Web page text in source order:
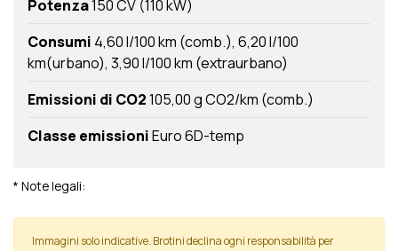
Potenza150 CV (110 kW)
Consumi 4,60 l/100 km (comb.) 6,20 l/100
km(urbano) 3,90 l/100 km (extraurbano)
Emissioni di CO2105,00 g CO2/km (comb.)
Classe emissioniEuro 6D-temp
* Note legali:
Immagini solo indicative. Brotini declina ogni responsabilità per